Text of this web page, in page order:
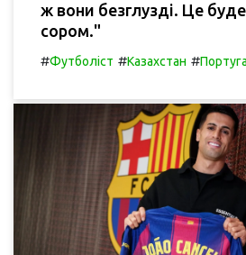
ж вони безглузді. Це
сором."
#Футболіст #Казахстан #